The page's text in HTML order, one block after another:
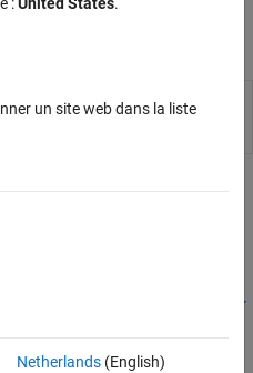
contains source code
by Using Simulink Real-Time
Time models for co-simulation.
Parameters Using Simulink Real-
un site web dans la liste
Netherlands(English)